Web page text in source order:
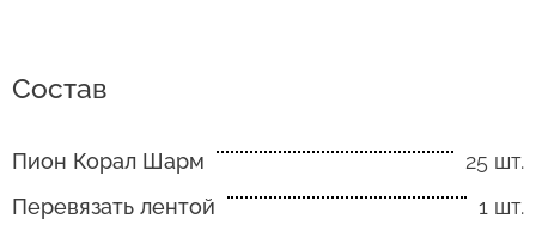
Состав
Пион Корал Шарм
25 шт.
Перевязать лентой
1 шт.